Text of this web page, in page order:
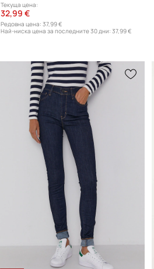
Текуща цена:
32,99 €
Редовна цена: 37,99 €
Най-ниска цена за последните 30 дни: 37,99 €